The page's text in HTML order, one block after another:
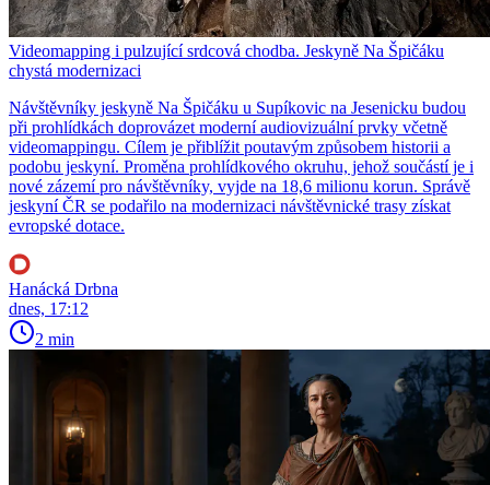
Videomapping i pulzující srdcová chodba. Jeskyně Na Špičáku
chystá modernizaci
Návštěvníky jeskyně Na Špičáku u Supíkovic na Jesenicku budou
při prohlídkách doprovázet moderní audiovizuální prvky včetně
videomappingu. Cílem je přiblížit poutavým způsobem historii a
podobu jeskyní. Proměna prohlídkového okruhu, jehož součástí je i
nové zázemí pro návštěvníky, vyjde na 18,6 milionu korun. Správě
jeskyní ČR se podařilo na modernizaci návštěvnické trasy získat
evropské dotace.
Hanácká Drbna
dnes, 17:12
2 min